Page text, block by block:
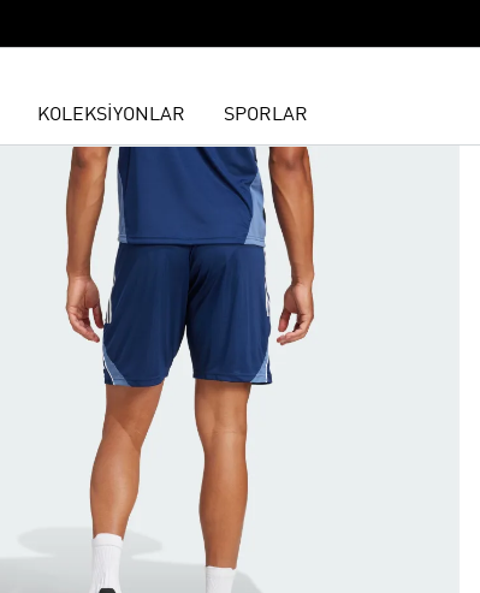
KOLEKSİYONLAR SPORLAR